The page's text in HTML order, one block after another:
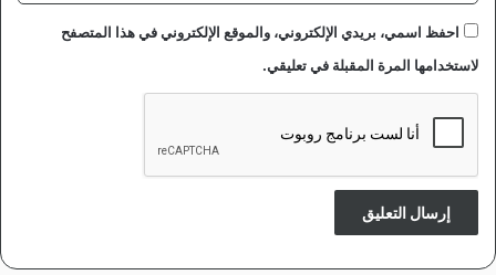
احفظ اسمي، بريدي الإلكتروني، والموقع الإلكتروني في هذا المتصفح
لاستخدامها المرة المقبلة في تعليقي.